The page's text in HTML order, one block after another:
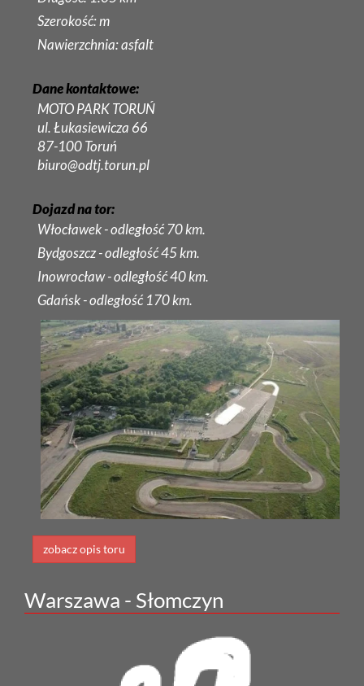
Szerokość: m
Nawierzchnia: asfalt
Dane kontaktowe:
MOTO PARK TORUŃ
ul. Łukasiewicza 66
87-100 Toruń
biuro@odtj.torun.pl
Dojazd na tor:
Włocławek - odległość 70 km.
Bydgoszcz - odległość 45 km.
Inowrocław - odległość 40 km.
Gdańsk - odległość 170 km.
zobacz opis toru
Warszawa - Słomczyn